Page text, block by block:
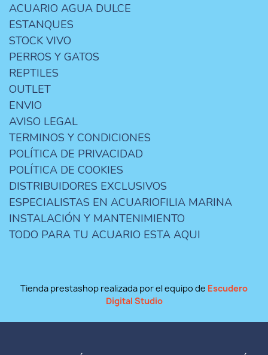
ACUARIO AGUA DULCE
ESTANQUES
STOCK VIVO
PERROS Y GATOS
REPTILES
OUTLET
ENVIO
AVISO LEGAL
TERMINOS Y CONDICIONES
POLÍTICA DE PRIVACIDAD
POLÍTICA DE COOKIES
DISTRIBUIDORES EXCLUSIVOS
ESPECIALISTAS EN ACUARIOFILIA MARINA
INSTALACIÓN Y MANTENIMIENTO
TODO PARA TU ACUARIO ESTA AQUI
Tienda prestashop realizada por el equipo de Escudero
Digital Studio